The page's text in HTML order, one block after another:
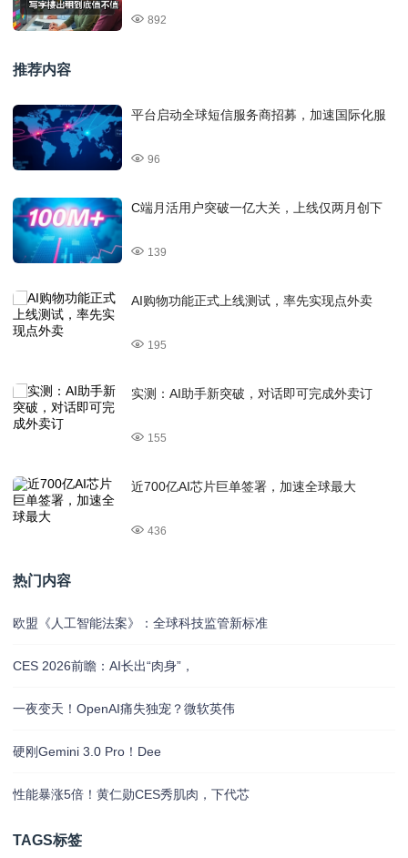
892
推荐内容
平台启动全球短信服务商招募，加速国际化服
96
C端月活用户突破一亿大关，上线仅两月创下
139
AI购物功能正式上线测试，率先实现点外卖
195
实测：AI助手新突破，对话即可完成外卖订
155
近700亿AI芯片巨单签署，加速全球最大
436
热门内容
欧盟《人工智能法案》：全球科技监管新标准
CES 2026前瞻：AI长出“肉身”，
一夜变天！OpenAI痛失独宠？微软英伟
硬刚Gemini 3.0 Pro！Dee
性能暴涨5倍！黄仁勋CES秀肌肉，下代芯
TAGS标签